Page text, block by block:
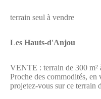
terrain seul à vendre
Les Hauts-d'Anjou
VENTE : terrain de 300 m²
Proche des commodités,
projetez-vous sur ce terrain